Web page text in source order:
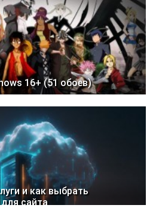
16+ (51 обоев)
и как выбрать
сайта